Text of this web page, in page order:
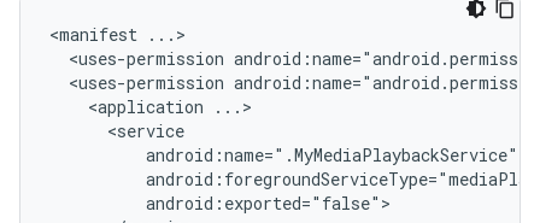
<manifest
<uses-permission
<uses-permission
<application